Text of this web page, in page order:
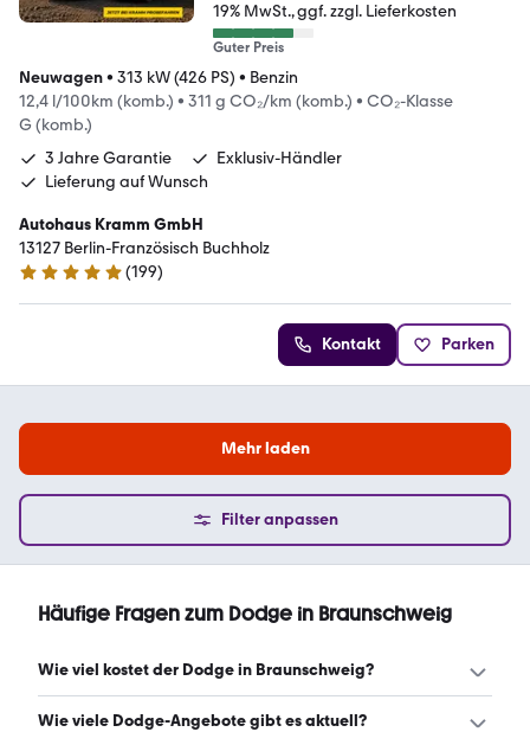
19% MwSt. ggf. zzgl. Lieferkosten
Guter Preis
Neuwagen• 313 kW (426 PS) • Benzin
12,4 l/100km (komb.) • 311 g CO₂/km (komb.) • CO₂-Klasse
G (komb.)
3 Jahre Garantie
Exklusiv-Händler
Lieferung auf Wunsch
Autohaus Kramm GmbH
13127 Berlin-Französisch Buchholz
5 Sterne
(199)
Kontakt Parken
Mehr laden
Filter anpassen
Häufige Fragen zum Dodge in Braunschweig
Wie viel kostet der Dodge in Braunschweig?
Ein guter Preis für einen Dodge in Braunschweig liegt
Wie viele Dodge-Angebote gibt es aktuell?